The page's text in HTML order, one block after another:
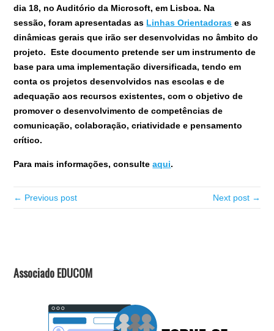
dia 18, no Auditório da Microsoft, em Lisboa. Na
sessão, foram apresentadas as Linhas Orientadoras e as
dinâmicas gerais que irão ser desenvolvidas no âmbito do
projeto. Este documento pretende ser um instrumento de
base para uma implementação diversificada, tendo em
conta os projetos desenvolvidos nas escolas e de
adequação aos recursos existentes, com o objetivo de
promover o desenvolvimento de competências de
comunicação, colaboração, criatividade e pensamento
crítico.
Para mais informações, consulteaqui.
← Previous post Next post →
Associado EDUCOM